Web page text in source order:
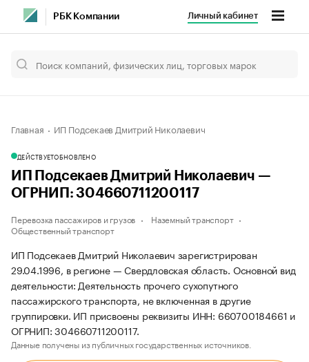
РБК Компании Личный кабинет
Главная ИП Подсекаев Дмитрий Николаевич
ДЕЙСТВУЕТОБНОВЛЕНО
ИП Подсекаев Дмитрий Николаевич —
ОГРНИП: 304660711200117
Перевозка пассажиров и грузов
Наземный транспорт
Общественный транспорт
ИП Подсекаев Дмитрий Николаевич зарегистрирован
29.04.1996, в регионе — Свердловская область. Основной вид
деятельности: Деятельность прочего сухопутного
пассажирского транспорта, не включенная в другие
группировки. ИП присвоены реквизиты ИНН: 660700184661 и
ОГРНИП: 304660711200117.
Данные получены из публичных государственных источников.